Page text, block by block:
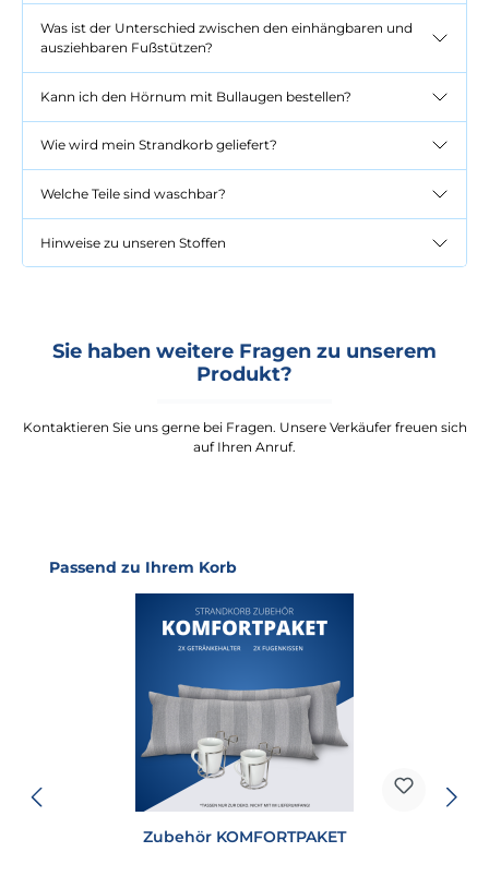
Was ist der Unterschied zwischen den einhängbaren und
ausziehbaren Fußstützen?
Kann ich den Hörnum mit Bullaugen bestellen?
Wie wird mein Strandkorb geliefert?
Welche Teile sind waschbar?
Hinweise zu unseren Stoffen
Sie haben weitere Fragen zu unserem
Produkt?
Kontaktieren Sie uns gerne bei Fragen. Unsere Verkäufer freuen sich
auf Ihren Anruf.
Produktgalerie überspringen
Passend zu Ihrem Korb
Zubehör KOMFORTPAKET